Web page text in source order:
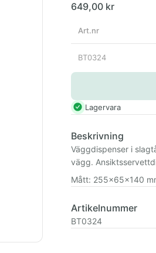
649,00 kr
Art.nr
BT0324
Lagervara
Beskrivning
Väggdispenser i
vägg.
Mått: 255x65x140
Artikelnummer
BT0324